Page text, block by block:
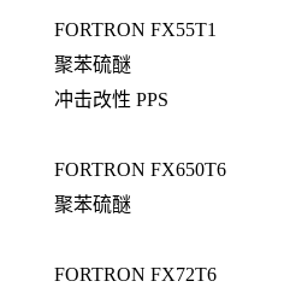
FORTRON FX55T1
聚苯硫醚
冲击改性 PPS
FORTRON FX650T6
聚苯硫醚
FORTRON FX72T6